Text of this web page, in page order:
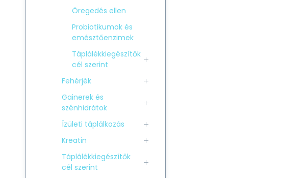
Öregedés ellen
Probiotikumok és
emésztőenzimek
Táplálékkiegészítők
cél szerint
Fehérjék
Gainerek és
szénhidrátok
Ízületi táplálkozás
Kreatin
Táplálékkiegészítők
cél szerint